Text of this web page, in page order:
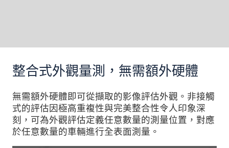
整合式外觀量測，無需額外硬體
無需額外硬體即可從擷取的影像評估外觀。非接觸
式的評估因極高重複性與完美整合性令人印象深
刻，可為外觀評估定義任意數量的測量位置，對應
於任意數量的車輛進行全表面測量。